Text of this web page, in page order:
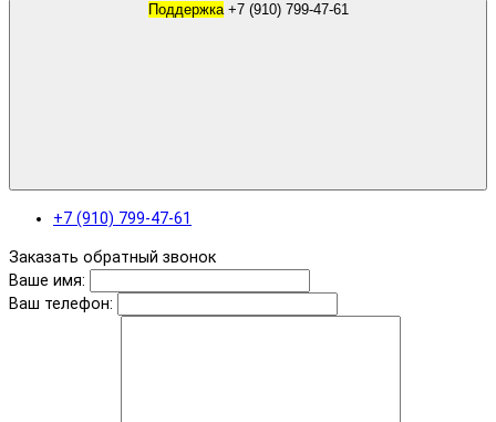
Поддержка +7 (910) 799-47-61
+7 (910) 799-47-61
Заказать обратный звонок
Ваше имя:
Ваш телефон: